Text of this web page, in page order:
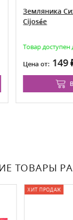
Сизоже
доступен для
149
В КОРЗИНУ
ТОВАРЫ